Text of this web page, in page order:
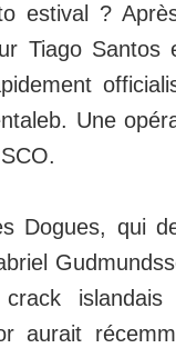
estival ?
Tiago Santos
Une
Dogues, qui
islandais
aurait